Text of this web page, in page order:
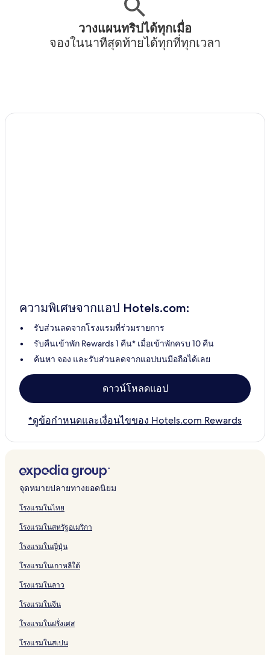
วางแผนทริปได้ทุกเมื่อ
จองในนาทีสุดท้ายได้ทุกที่ทุกเวลา
ความพิเศษจากแอป Hotels.com:
รับส่วนลดจากโรงแรมที่ร่วมรายการ
รับคืนเข้าพัก Rewards 1 คืน* เมื่อเข้าพักครบ 10 คืน
ค้นหา จอง และรับส่วนลดจากแอปบนมือถือได้เลย
ดาวน์โหลดแอป
*ดูข้อกำหนดและเงื่อนไขของ Hotels.com Rewards
จุดหมายปลายทางยอดนิยม
โรงแรมในไทย
โรงแรมในสหรัฐอเมริกา
โรงแรมในญี่ปุ่น
โรงแรมในเกาหลีใต้
โรงแรมในลาว
โรงแรมในจีน
โรงแรมในฝรั่งเศส
โรงแรมในสเปน